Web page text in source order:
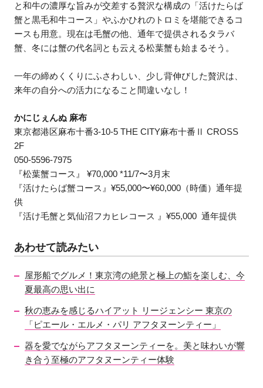
と和牛の濃厚な旨みが交差する贅沢な構成の「活けたらば
蟹と黒毛和牛コース」やふかひれのトロミを堪能できるコ
ースも用意。現在は毛蟹の他、通年で提供されるタラバ
蟹、冬には蟹の代名詞とも云える松葉蟹も始まるそう。
一年の締めくくりにふさわしい、少し背伸びした贅沢は、
来年の自分への活力になること間違いなし！
かにじぇんぬ 麻布
東京都港区麻布十番3-10-5 THE CITY麻布十番Ⅱ CROSS
2F
050-5596-7975
『松葉蟹コース』 ¥70,000 *11/7〜3月末
『活けたらば蟹コース』¥55,000〜¥60,000（時価）通年提
供
『活け毛蟹と気仙沼フカヒレコース 』¥55,000 通年提供
あわせて読みたい
屋形船でグルメ！東京湾の絶景と極上の鮨を楽しむ、今
夏最高の思い出に
秋の恵みを感じるハイアット リージェンシー 東京の
「ピエール・エルメ・パリ アフタヌーンティー」
器を愛でながらアフタヌーンティーを。美と味わいが響
き合う至極のアフタヌーンティー体験